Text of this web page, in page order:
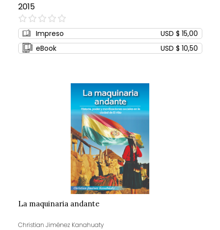
2015
0%
Impreso
USD $ 15,00
eBook
USD $ 10,50
La maquinaria andante
Christian Jiménez Kanahuaty